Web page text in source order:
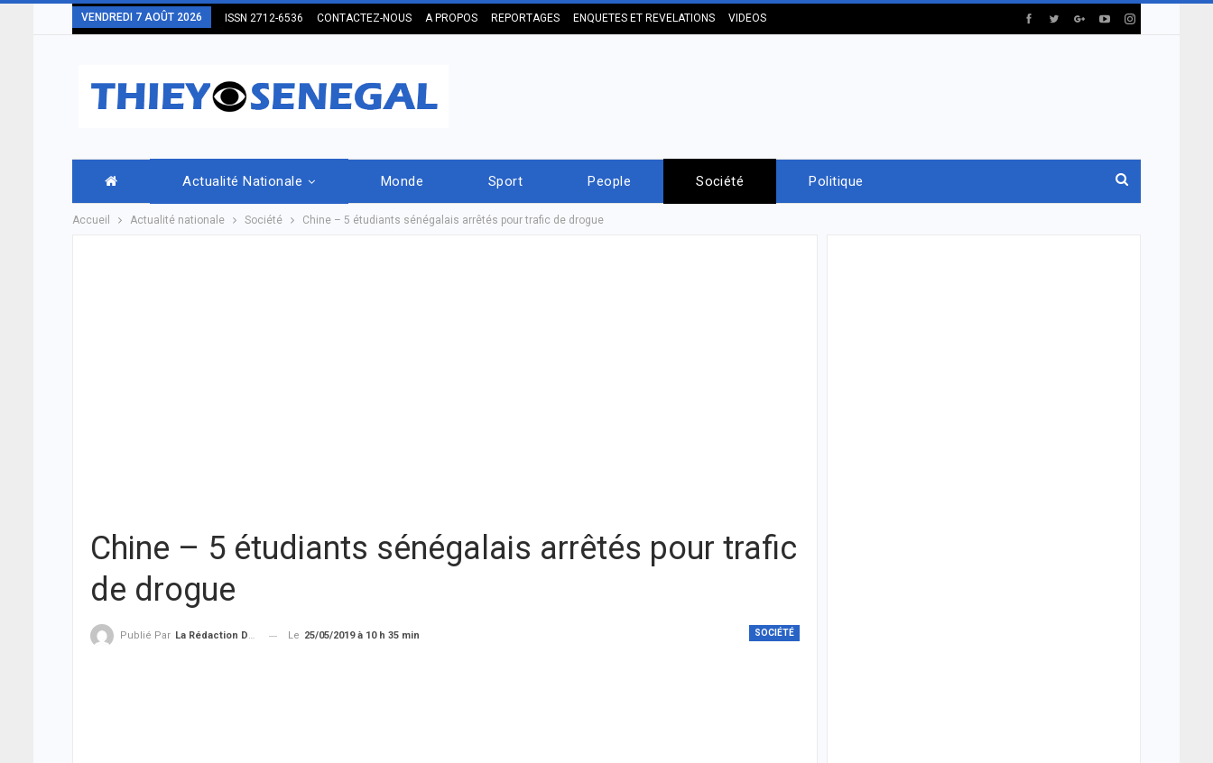
VENDREDI 7 AOÛT 2026 ISSN 2712-6536 CONTACTEZ-NOUS A PROPOS REPORTAGES ENQUETES ET REVELATIONS VIDEOS
Actualité Nationale Monde Sport People Société Politique
Accueil Actualité nationale Société Chine – 5 étudiants sénégalais arrêtés pour trafic de drogue
Chine – 5 étudiants sénégalais arrêtés pour trafic
de drogue
SOCIÉTÉ
Publié Par La Rédaction De THIEYSENEGAL.com Le 25/05/2019 à 10 h 35 min